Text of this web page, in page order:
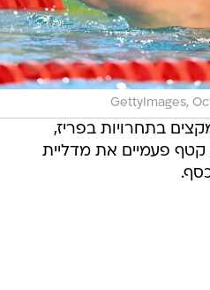
GettyImages,
בתחרויות בפריז,
פעמיים את מדליית